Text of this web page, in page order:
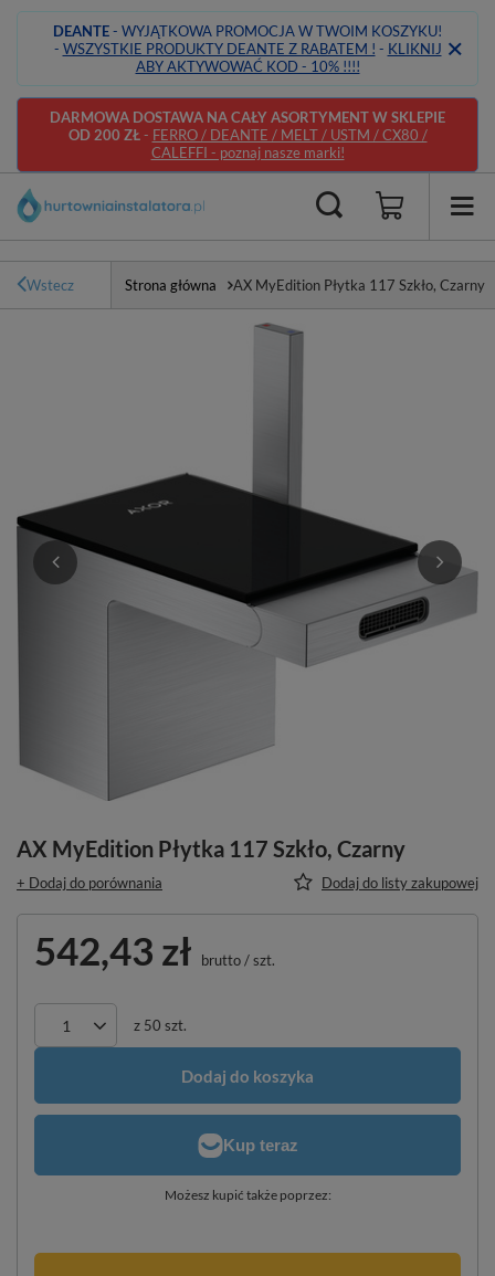
DEANTE- WYJĄTKOWA PROMOCJA W TWOIM KOSZYKU!
- WSZYSTKIE PRODUKTY DEANTE Z RABATEM ! - KLIKNIJ
ABY AKTYWOWAĆ KOD - 10% !!!!
DARMOWA DOSTAWA NA CAŁY ASORTYMENT W SKLEPIE
OD 200 ZŁ- FERRO / DEANTE / MELT / USTM / CX80 /
CALEFFI - poznaj nasze marki!
Wstecz Strona główna AX MyEdition Płytka 117 Szkło, Czarny
AX MyEdition Płytka 117 Szkło, Czarny
+ Dodaj do porównania Dodaj do listy zakupowej
542,43 zł brutto/szt.
z 50 szt.
Dodaj do koszyka
Możesz kupić także poprzez: